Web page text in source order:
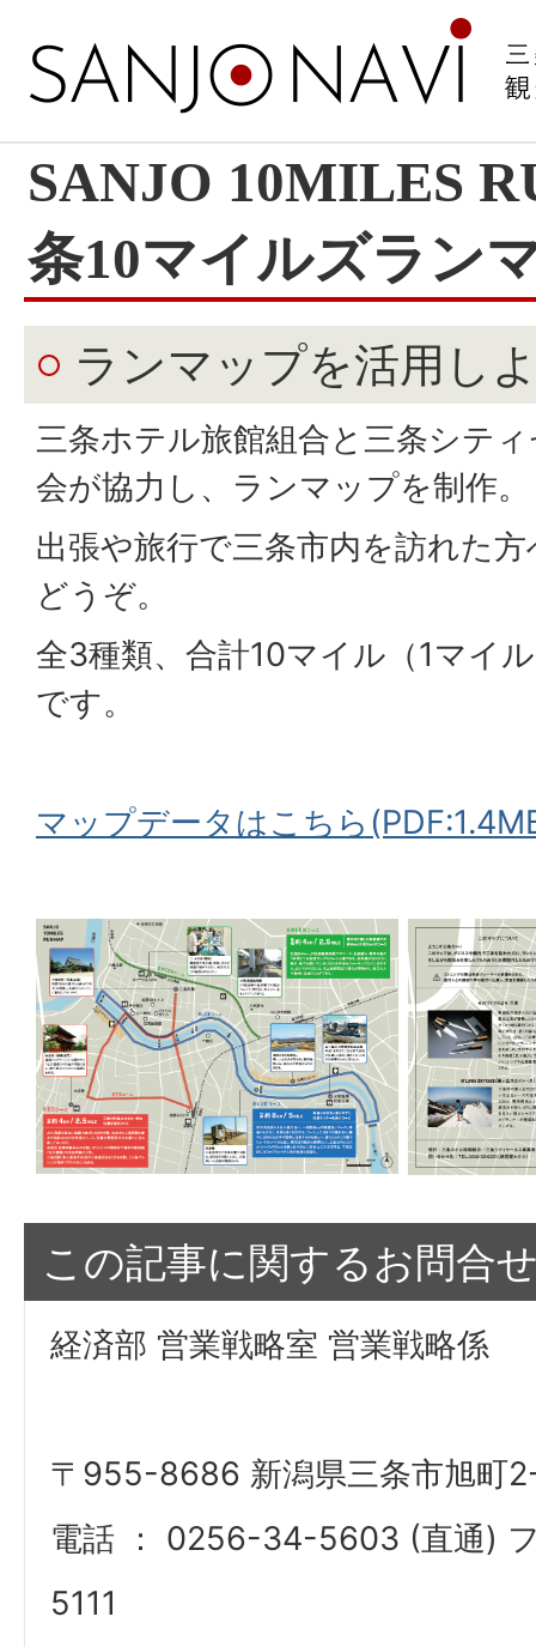
SANJO 10MILES
条10マイルズラン
ランマップを活用し
三条ホテル旅館組合と三条シテ
会が協力し、ランマップを制作。
出張や旅行で三条市内を訪れた
どうぞ。
全3種類、合計10マイル（1マイ
です。
マップデータはこちら
この記事に関するお問合
経済部 営業戦略室 営業戦略係
〒955-8686 新潟県三条市旭町
電話 ： 0256-34-5603 (直通)
5111